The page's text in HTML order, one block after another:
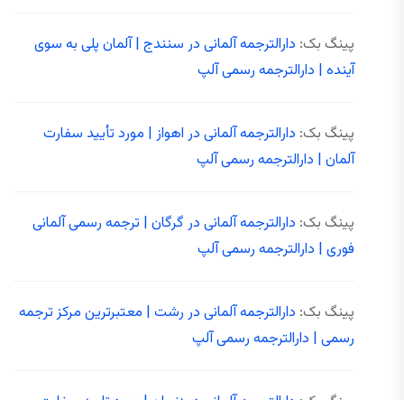
پینگ بک: دارالترجمه آلمانی در سنندج | آلمان پلی به سوی
آینده | دارالترجمه رسمی آلپ
پینگ بک: دارالترجمه آلمانی در اهواز | مورد تأیید سفارت
آلمان | دارالترجمه رسمی آلپ
پینگ بک: دارالترجمه آلمانی در گرگان | ترجمه رسمی آلمانی
فوری | دارالترجمه رسمی آلپ
پینگ بک: دارالترجمه آلمانی در رشت | معتبرترین مرکز ترجمه
رسمی | دارالترجمه رسمی آلپ